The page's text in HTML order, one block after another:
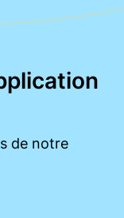
de notre